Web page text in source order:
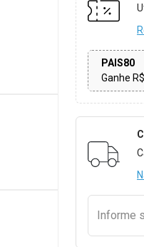
PAIS80
Ganhe
Informe